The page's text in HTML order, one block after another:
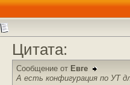
Цитата:
Сообщение от Евге
А есть конфигурация по УТ